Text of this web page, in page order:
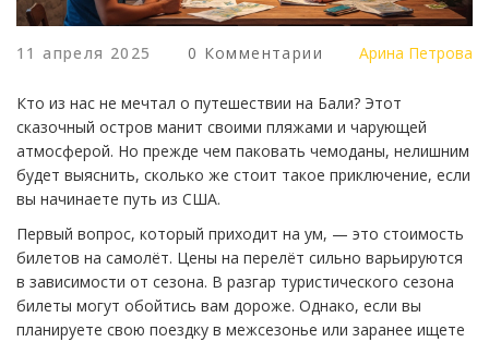
11 апреля 2025 0 Комментарии Арина Петрова
Кто из нас не мечтал о путешествии на Бали? Этот
сказочный остров манит своими пляжами и чарующей
атмосферой. Но прежде чем паковать чемоданы, нелишним
будет выяснить, сколько же стоит такое приключение, если
вы начинаете путь из США.
Первый вопрос, который приходит на ум, — это стоимость
билетов на самолёт. Цены на перелёт сильно варьируются
в зависимости от сезона. В разгар туристического сезона
билеты могут обойтись вам дороже. Однако, если вы
планируете свою поездку в межсезонье или заранее ищете